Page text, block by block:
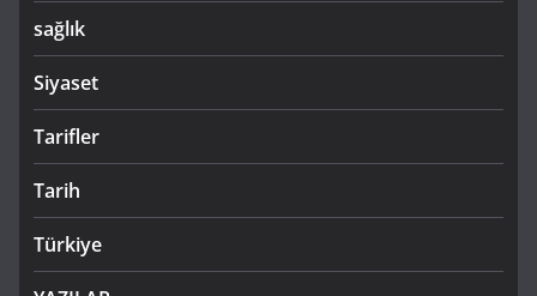
sağlık
Siyaset
Tarifler
Tarih
Türkiye